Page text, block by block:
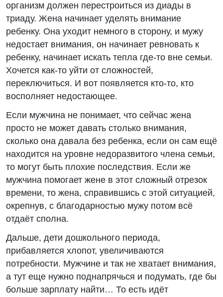
организм должен перестроиться из диады в
триаду. Жена начинает уделять внимание
ребенку. Она уходит немного в сторону, и мужу
недостает внимания, он начинает ревновать к
ребенку, начинает искать тепла где-то вне семьи.
Хочется как-то уйти от сложностей,
переключиться. И вот появляется кто-то, кто
восполняет недостающее.
Если мужчина не понимает, что сейчас жена
просто не может давать столько внимания,
сколько она давала без ребенка, если он сам ещё
находится на уровне недоразвитого члена семьи,
то могут быть плохие последствия. Если же
мужчина помогает жене в этот сложный отрезок
времени, то жена, справившись с этой ситуацией,
окрепнув, с благодарностью мужу потом всё
отдаёт сполна.
Дальше, дети дошкольного периода,
прибавляется хлопот, увеличиваются
потребности. Мужчине и так не хватает внимания,
а тут еще нужно поднапрячься и подумать, где бы
больше зарплату найти… То есть идёт